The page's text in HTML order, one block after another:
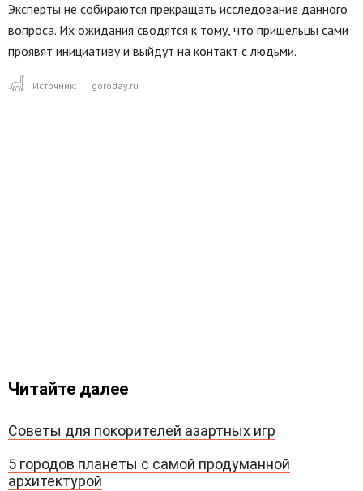
Эксперты не собираются прекращать исследование данного
вопроса. Их ожидания сводятся к тому, что пришельцы сами
проявят инициативу и выйдут на контакт с людьми.
Источник: goroday.ru
Читайте далее
Советы для покорителей азартных игр
5 городов планеты с самой продуманной
архитектурой